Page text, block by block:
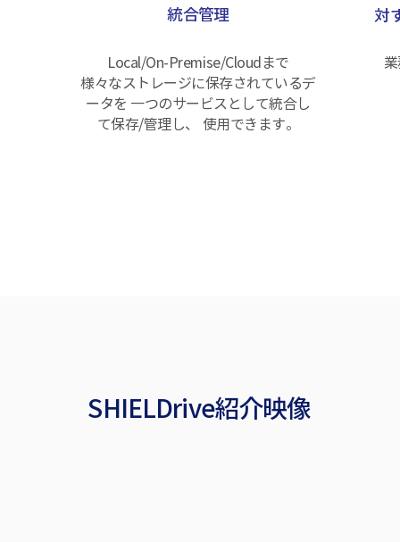
統合管理
Local/On-Premise/Cloudまで
様々なストレージに保存されているデ
ータを 一つのサービスとして統合し
て保存/管理し、 使用できます。
対
SHIELDrive紹介映像